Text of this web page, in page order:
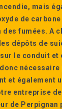
mais
de carbone
des fumées. A
dépôts de
le conduit et
et également
entreprise
de Perpignan